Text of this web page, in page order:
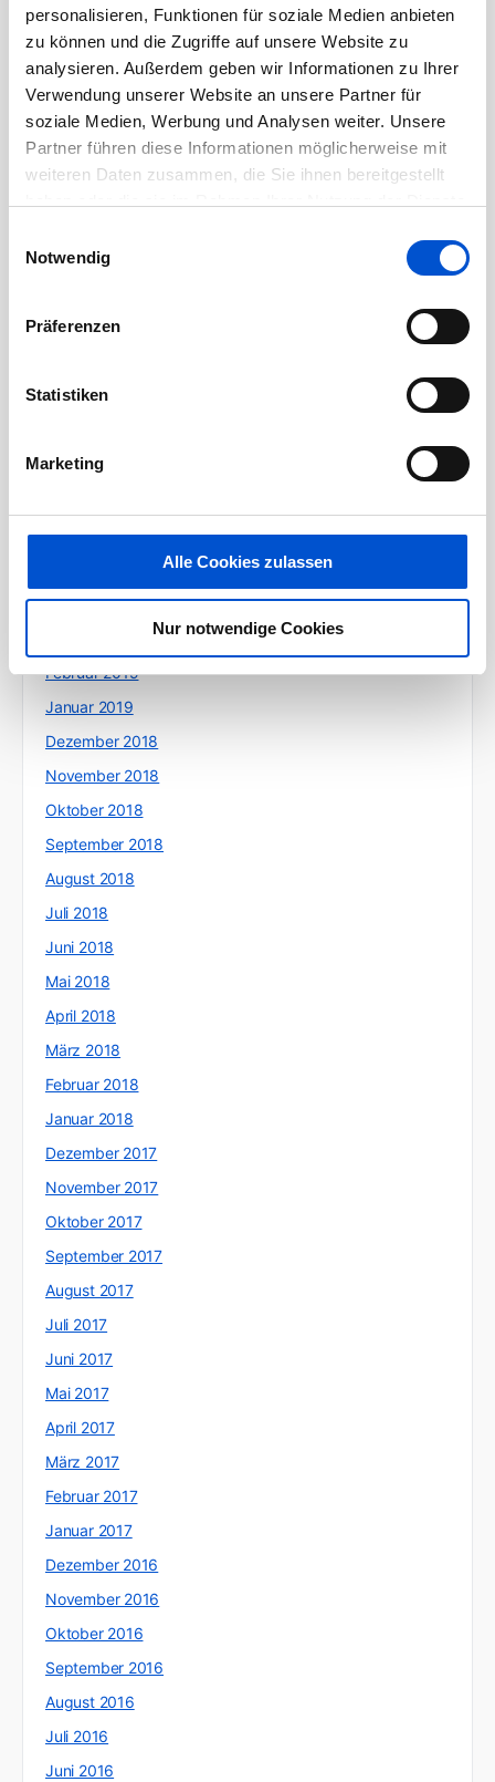
personalisieren, Funktionen für soziale Medien anbieten
zu können und die Zugriffe auf unsere Website zu
analysieren. Außerdem geben wir Informationen zu Ihrer
Verwendung unserer Website an unsere Partner für
soziale Medien, Werbung und Analysen weiter. Unsere
Partner führen diese Informationen möglicherweise mit
weiteren Daten zusammen, die Sie ihnen bereitgestellt
Notwendig
Präferenzen
Statistiken
Marketing
Alle Cookies zulassen
Nur notwendige Cookies
September 2020
Juli 2020
Juni 2020
Mai 2020
Februar 2020
Dezember 2019
Oktober 2019
August 2019
Juni 2019
April 2019
Februar 2019
Januar 2019
Dezember 2018
November 2018
Oktober 2018
September 2018
August 2018
Juli 2018
Juni 2018
Mai 2018
April 2018
März 2018
Februar 2018
Januar 2018
Dezember 2017
November 2017
Oktober 2017
September 2017
August 2017
Juli 2017
Juni 2017
Mai 2017
April 2017
März 2017
Februar 2017
Januar 2017
Dezember 2016
November 2016
Oktober 2016
September 2016
August 2016
Juli 2016
Juni 2016